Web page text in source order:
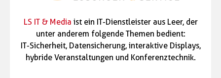
LS IT & Media ist ein IT-Dienstleister aus Leer, der
unter anderem folgende Themen bedient:
IT-Sicherheit, Datensicherung, interaktive Displays,
hybride Veranstaltungen und Konferenztechnik.